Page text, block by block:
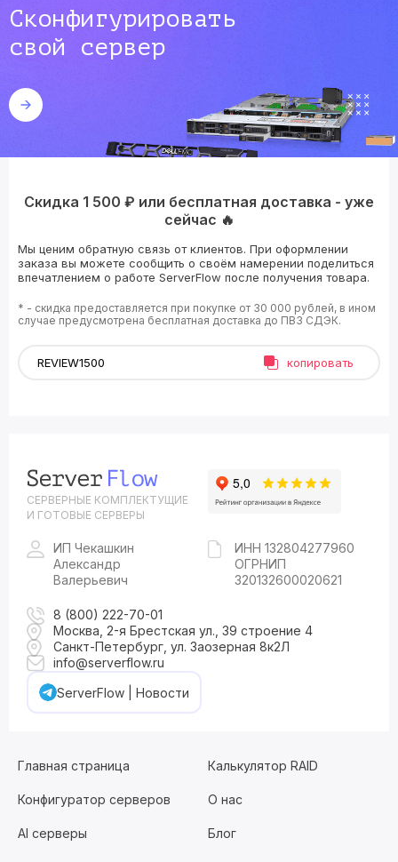
Сконфигурировать
свой сервер
Скидка 1 500 ₽ или бесплатная доставка - уже
сейчас 🔥
Мы ценим обратную связь от клиентов. При оформлении
заказа вы можете сообщить о своём намерении поделиться
впечатлением о работе ServerFlow после получения товара.
* - скидка предоставляется при покупке от 30 000 рублей, в ином
случае предусмотрена бесплатная доставка до ПВЗ СДЭК.
копировать
СЕРВЕРНЫЕ КОМПЛЕКТУЩИЕ
И ГОТОВЫЕ СЕРВЕРЫ
ИП Чекашкин
Александр
Валерьевич
ИНН 132804277960
ОГРНИП
320132600020621
8 (800) 222-70-01
Москва, 2-я Брестская ул., 39 строение 4
Санкт-Петербург, ул. Заозерная 8к2Л
info@serverflow.ru
ServerFlow | Новости
Главная страница Калькулятор RAID
Конфигуратор серверов О нас
AI серверы Блог